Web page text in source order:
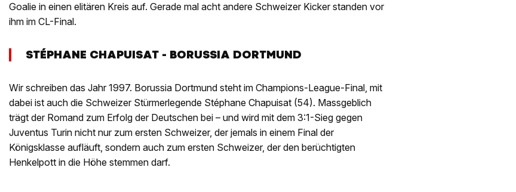
Goalie in einen elitären Kreis auf. Gerade mal acht andere Schweizer Kicker standen vor
ihm im CL-Final.
STÉPHANE CHAPUISAT - BORUSSIA DORTMUND
Wir schreiben das Jahr 1997. Borussia Dortmund steht im Champions-League-Final, mit
dabei ist auch die Schweizer Stürmerlegende Stéphane Chapuisat (54). Massgeblich
trägt der Romand zum Erfolg der Deutschen bei – und wird mit dem 3:1-Sieg gegen
Juventus Turin nicht nur zum ersten Schweizer, der jemals in einem Final der
Königsklasse aufläuft, sondern auch zum ersten Schweizer, der den berüchtigten
Henkelpott in die Höhe stemmen darf.